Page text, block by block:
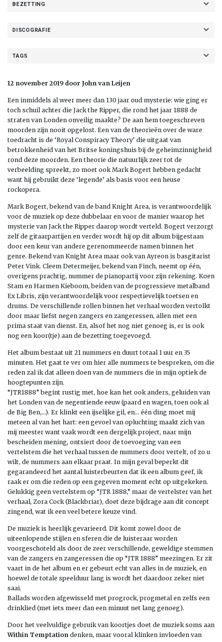
BEZETTING
DISCOGRAFIE
TAGS
12 november 2019 door John van Leijen
Een inmiddels al weer meer dan 130 jaar oud mysterie: wie ging er
toch schuil achter die Jack the Ripper, die rond het jaar 1888 de
straten van Londen onveilig maakte? De aan hem toegeschreven
moorden zijn nooit opgelost. Een van de theorieën over de ware
toedracht is de ‘Royal Conspiracy Theory’ die uitgaat van
betrokkenheid van het Britse koningshuis bij de geheimzinnigheid
rond deze moorden. Een theorie die natuurlijk zeer tot de
verbeelding spreekt, zo moet ook Mark Bogert hebben gedacht
want hij gebruikt deze ‘legende’ als basis voor een heuse
rockopera.
Mark Bogert, bekend van de band Knight Area, is verantwoordelijk
voor de muziek op deze dubbelaar en voor de manier waarop het
mysterie van Jack the Ripper daarop wordt verteld. Bogert verzorgt
zelf de gitaarpartijen en verder wordt hij op dit album bijgestaan
door een keur van andere gerenommeerde namen binnen het
genre. Bekend van Knight Area maar ook van Ayreon is basgitarist
Peter Vink. Cleem Determeijer, bekend van Finch, neemt op één,
overigens prachtig, nummer de pianopartij voor zijn rekening. Koen
Stam en Harmen Kieboom, beiden van de progressieve metalband
Ex Libris, zijn verantwoordelijk voor respectievelijk toetsen en
drums. De verschillende rollen binnen het verhaal worden vertolkt
door maar liefst negen zangers en zangeressen, allen met een
prima staat van dienst. En, alsof het nog niet genoeg is, er is ook
nog een koor(tje) aan de bezetting toegevoegd.
Het album bestaat uit 21 nummers en duurt totaal 1 uur en 35
minuten. Het gaat te ver om hier alle nummers te bespreken, om die
reden zal ik dat alleen doen van de nummers die in mijn optiek de
hoogtepunten zijn.
“JTR1888” begint rustig met, hoe kan het ook anders, geluiden van
het Londen van de negentiende eeuw (paard en wagen, toen ook al
de Big Ben,…). Er klinkt een ijselijke gil, en… één ding moet mij
meteen al van het hart: een gevoel van opluchting maakt zich van
mij meester want vaak wordt een dergelijk project, naar mijn
bescheiden mening, ontsiert door de toevoeging van een
vertelstem die het verhaal tussen de nummers door vertelt, of zo u
wilt, de nummers aan elkaar praat. In mijn geval beperkt dit
gegarandeerd het aantal luisterbeurten dat ik een album geef, ik
raak er om die reden op een gegeven moment echt op uitgekeken.
Gelukkig geen vertelstem op “JTR 1888,” maar de vertelster van het
verhaal, Zora Cock (Blackbriar), doet deze bijdrage aan dit concept
zingend, wat ik een veel betere keuze vind.
De muziek is heerlijk gevarieerd. Dit komt zowel door de
uiteenlopende stijlen en sferen die de luisteraar worden
voorgeschoteld als door de zeer verschillende, geweldige stemmen
van de zangers en zangeressen die op “JTR 1888” meezingen. Er zit
vaart in de het album en er gebeurt echt van alles in de muziek, en
hoewel de totale speelduur lang is wordt het daardoor zeker niet
saai.
Ballads worden afgewisseld met progrock, progmetal en zelfs een
drinklied (met iets meer dan een minuut net lang genoeg).
Door het veelvuldige gebruik van koortjes doet de muziek soms aan
Within Temptation denken, maar vooral klinken invloeden van